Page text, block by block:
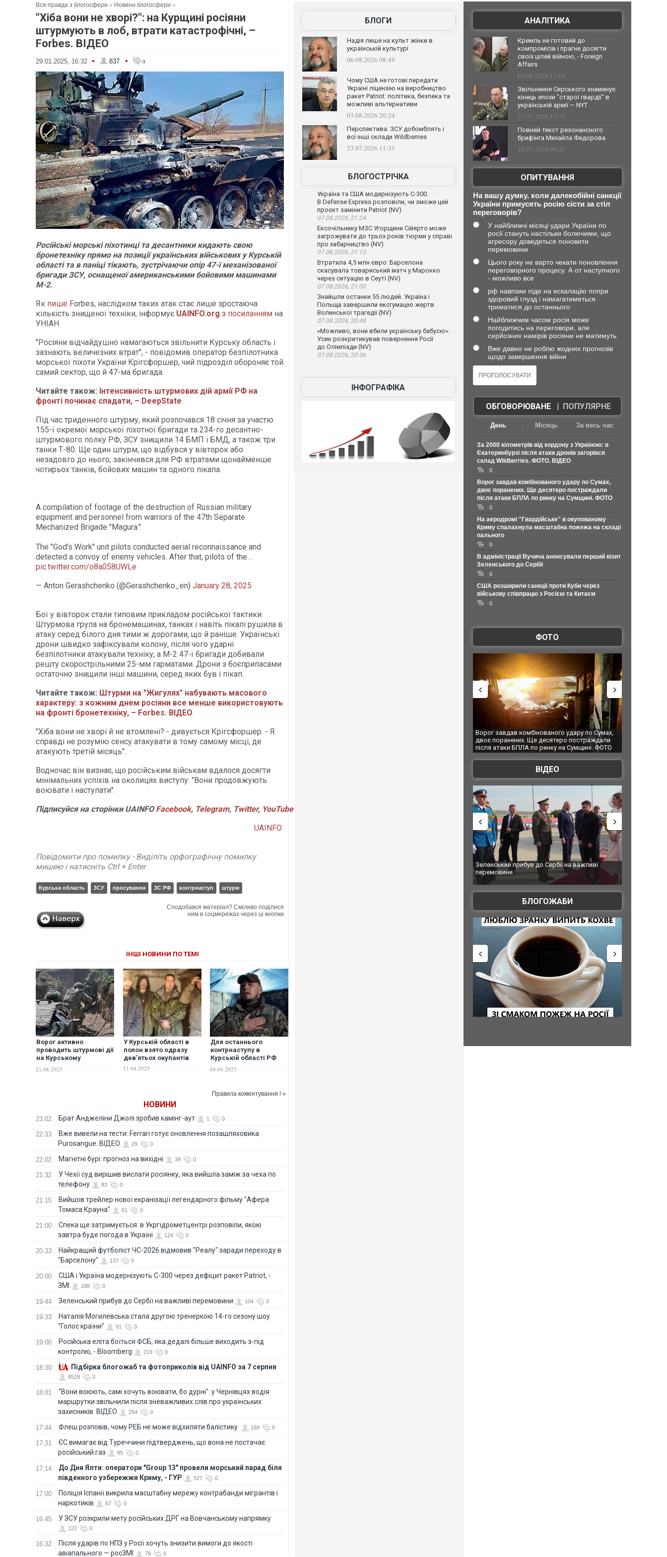
Вся правда з блогосфери » Новини блогосфери »
"Хіба вони не хворі?": на Курщині росіяни
штурмують в лоб, втрати катастрофічні, –
Forbes. ВІДЕО
29.01.2025, 16:32 • 837 • 0
Російські морські піхотинці та десантники кидають свою
бронетехніку прямо на позиції українських військових у Курській
області та в паніці тікають, зустрічаючи опір 47-ї механізованої
бригади ЗСУ, оснащеної американськими бойовими машинами
М-2.
Як пише Forbes, наслідком таких атак стає лише зростаюча
кількість знищеної техніки, інформує UAINFO.org з посиланням на
УНІАН.
"Росіяни відчайдушно намагаються звільнити Курську область і
зазнають величезних втрат", - повідомив оператор безпілотника
морської піхоти України Крігсфоршер, чий підрозділ обороняє той
самий сектор, що й 47-ма бригада.
Читайте також: Інтенсивність штурмових дій армії РФ на
фронті починає спадати, – DeepState
Під час триденного штурму, який розпочався 18 січня за участю
155-ї окремої морської піхотної бригади та 234-го десантно-
штурмового полку РФ, ЗСУ знищили 14 БМП і БМД, а також три
танки Т-80. Ще один штурм, що відбувся у вівторок або
незадовго до нього, закінчився для РФ втратами щонайменше
чотирьох танків, бойових машин та одного пікапа.
A compilation of footage of the destruction of Russian military
equipment and personnel from warriors of the 47th Separate
Mechanized Brigade "Magura."
The "God's Work" unit pilots conducted aerial reconnaissance and
detected a convoy of enemy vehicles. After that, pilots of the…
pic.twitter.com/o8a058UWLe
— Anton Gerashchenko (@Gerashchenko_en) January 28, 2025
Бої у вівторок стали типовим прикладом російської тактики.
Штурмова група на бронемашинах, танках і навіть пікапі рушила в
атаку серед білого дня тими ж дорогами, що й раніше. Українські
дрони швидко зафіксували колону, після чого ударні
безпілотники атакували техніку, а М-2 47-ї бригади добивали
решту скорострільними 25-мм гарматами. Дрони з боєприпасами
остаточно знищили інші машини, серед яких був і пікап.
Читайте також: Штурми на "Жигулях" набувають масового
характеру: з кожним днем росіяни все менше використовують
на фронті бронетехніку, – Forbes. ВІДЕО
"Хіба вони не хворі й не втомлені? - дивується Крігсфоршер. - Я
справді не розумію сенсу атакувати в тому самому місці, де
атакують третій місяць".
Водночас він визнає, що російським військам вдалося досягти
мінімальних успіхів на околицях виступу: "Вони продовжують
воювати і наступати".
ПідписуйсянасторінкиUAINFO Facebook, Telegram, Twitter, YouTube
UAINFO
Повідомити про помилку - Виділіть орфографічну помилку
мишею і натисніть Ctrl + Enter
Курська область ЗСУ просування ЗС РФ контрнаступ штурм
Сподобався матеріал? Сміливо поділися
ним в соцмережах через ці кнопки
ІНШІ НОВИНИ ПО ТЕМІ
Ворог активно
проводить штурмові дії
на Курському
військовий
21.08.2025
У Курській області в
полон взято одразу
дев’ятьох окупантів
21.04.2025
Для останнього
контрнаступу в
Курській області РФ
сили, – заступник глави
04.04.2025
Правила коментування ! »
НОВИНИ
23:02 Брат Анджеліни Джолі зробив камінг-аут 1 0
22:33
Вже вивели на тести: Ferrari готує оновлення позашляховика
Purosangue. ВІДЕО
29 0
22:02 Магнітні бурі: прогноз на вихідні 39 0
21:32
У Чехії суд вирішив вислати росіянку, яка вийшла заміж за чеха по
телефону
83 0
21:15
Вийшов трейлер нової екранізації легендарного фільму "Афера
Томаса Крауна"
61 0
21:00
Спека ще затримується: в Укргідрометцентрі розповіли, якою
завтра буде погода в Україні
124 0
20:33
Найкращий футболіст ЧС-2026 відмовив "Реалу" заради переходу в
"Барселону"
137 0
20:00
США і Україна модернізують С-300 через дефіцит ракет Patriot, -
ЗМІ
188 0
19:44 Зеленський прибув до Сербії на важливі перемовини 104 0
19:33
Наталія Могилевська стала другою тренеркою 14-го сезону шоу
"Голос країни"
91 0
19:00
Російська еліта боїться ФСБ, яка дедалі більше виходить з-під
контролю, - Bloomberg
219 0
18:30 Підбірка блогожаб та фотоприколів від UAINFO за 7 серпня
8529 0
18:01
"Вони воюють, самі хочуть воювати, бо дурні": у Чернівцях водія
маршрутки звільнили після зневажливих слів про українських
захисників. ВІДЕО
254 0
17:44 Флеш розповів, чому РЕБ не може відхиляти балістику 168 0
17:31
ЄС вимагає від Туреччини підтверджень, що вона не постачає
російський газ
85 0
17:14
До Дня Ялти: оператори "Group 13" провели морський парад біля
південного узбережжя Криму, - ГУР
527 0
17:00
Поліція Іспанії викрила масштабну мережу контрабанди мігрантів і
наркотиків
67 0
16:45 У ЗСУ розкрили мету російських ДРГ на Вовчанському напрямку
122 0
16:32
Після ударів по НПЗ у Росії хочуть знизити вимоги до якості
авіапального — росЗМІ
79 0
БЛОГИ
Надія лише на культ жінки в
українській культурі
06.08.2026 08:49
Чому США не готові передати
Україні ліцензію на виробництво
ракет Patriot: політика, безпека та
можливі альтернативи
03.08.2026 20:24
Перспектива: ЗСУ добомблять і
всі інші склади Wildberries
23.07.2026 11:31
БЛОГОСТРІЧКА
Україна та США модернізують С-300.
В Defense Express розповіли, чи зможе цей
проєкт замінити Patriot (NV)
07.08.2026, 21:24
Ексочільнику МЗС Угорщини Сійярто може
загрожувати до трьох років тюрми у справі
про хабарництво (NV)
07.08.2026, 21:12
Втратила 4,5 млн євро: Барселона
скасувала товариський матч у Марокко
через ситуацію в Сеуті (NV)
07.08.2026, 21:00
Знайшли останки 55 людей. Україна і
Польща завершили ексгумацію жертв
Волинської трагедії (NV)
07.08.2026, 20:48
«Можливо, вони вбили українську бабусю»:
Усик розкритикував повернення Росії
до Олімпіади (NV)
07.08.2026, 20:36
ІНФОГРАФІКА
АНАЛІТИКА
Кремль не готовий до
компромісів і прагне досягти
своїх цілей війною, - Foreign
Affairs
03.08.2026 13:02
Звільнення Сирського знаменує
кінець епохи "старої гвардії" в
українській армії — NYT
23.07.2026 10:32
Повний текст резонансного
брифінга Михайла Федорова
18.07.2026 09:27
ОПИТУВАННЯ
На вашу думку, коли далекобійні санкції
України примусять росію сісти за стіл
переговорів?
У найближчі місяці удари України по
росії стануть настільки болючими, що
агресору доведеться поновити
перемовини
Цього року не варто чекати поновлення
переговорного процесу. А от наступного
- можливо все
рф навпаки піде на ескалацію попри
здоровий глузд і намагатиметься
триматися до останнього
Найближчим часом росія може
погодитись на переговори, але
серйозних намірів росіяни не матимуть
Вже давно не роблю жодних прогнозів
щодо завершення війни
ОБГОВОРЮВАНЕ| ПОПУЛЯРНЕ
День Місяць За весь час
За 2000 кілометрів від кордону з Україною: в
Єкатеринбурзі після атаки дронів загорівся
склад Wildberries. ФОТО. ВІДЕО
0
Ворог завдав комбінованого удару по Сумах,
двоє поранених. Ще десятеро постраждали
після атаки БПЛА по ринку на Сумщині. ФОТО
0
На аеродромі "Гвардійське" в окупованому
Криму спалахнула масштабна пожежа на складі
пального
0
В адміністрації Вучича анонсували перший візит
Зеленського до Сербії
0
США розширили санкції проти Куби через
військову співпрацю з Росією та Китаєм
0
ФОТО
Ворог завдав комбінованого удару по Сумах,
двоє поранених. Ще десятеро постраждали
після атаки БПЛА по ринку на Сумщині. ФОТО
За 2000 кілометрів від кордону з Україною: в
Єкатеринбурзі після атаки дронів загорівся
склад Wildberries. ФОТО. ВІДЕО
ВІДЕО
Зеленський прибув до Сербії на важливі
"Вони воюють, самі хочуть воювати, бо дурні":
Чернівцях водія маршрутки звільнили після
зневажливих слів про українських захисників.
ВІДЕО
БЛОГОЖАБИ